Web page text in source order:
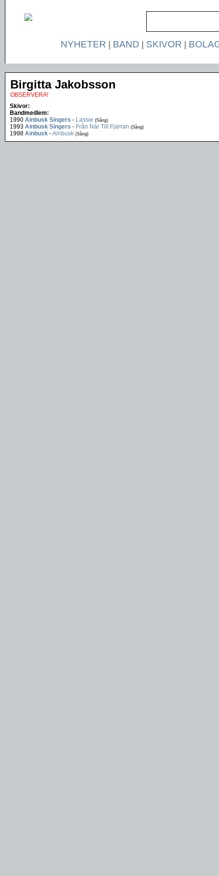
NYHETER | BAND | SKIVOR |
Birgitta Jakobsson
OBSERVERA!
Skivor:
Bandmedlem:
1990 Ainbusk Singers - Lassie (Sång)
1993 Ainbusk Singers - Från När Till Fjärran (Sång)
1998 Ainbusk -Ainbusk (Sång)